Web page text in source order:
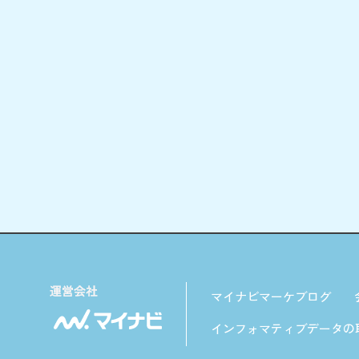
マイナビマーケブログ
インフォマティブデータ